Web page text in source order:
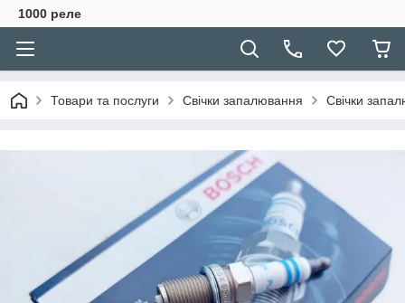
1000 реле
Товари та послуги Свічки запалювання Свічки